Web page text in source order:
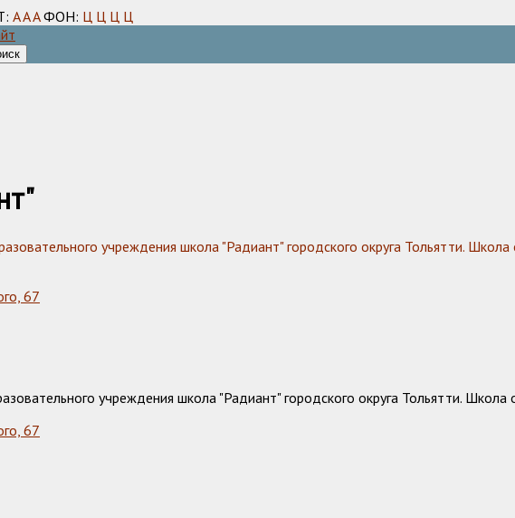
AAA ФОН: Ц Ц Ц Ц
учреждения школа "Радиант" городского округа Тольятти.
67
учреждения школа "Радиант" городского округа Тольятти. Школа
67